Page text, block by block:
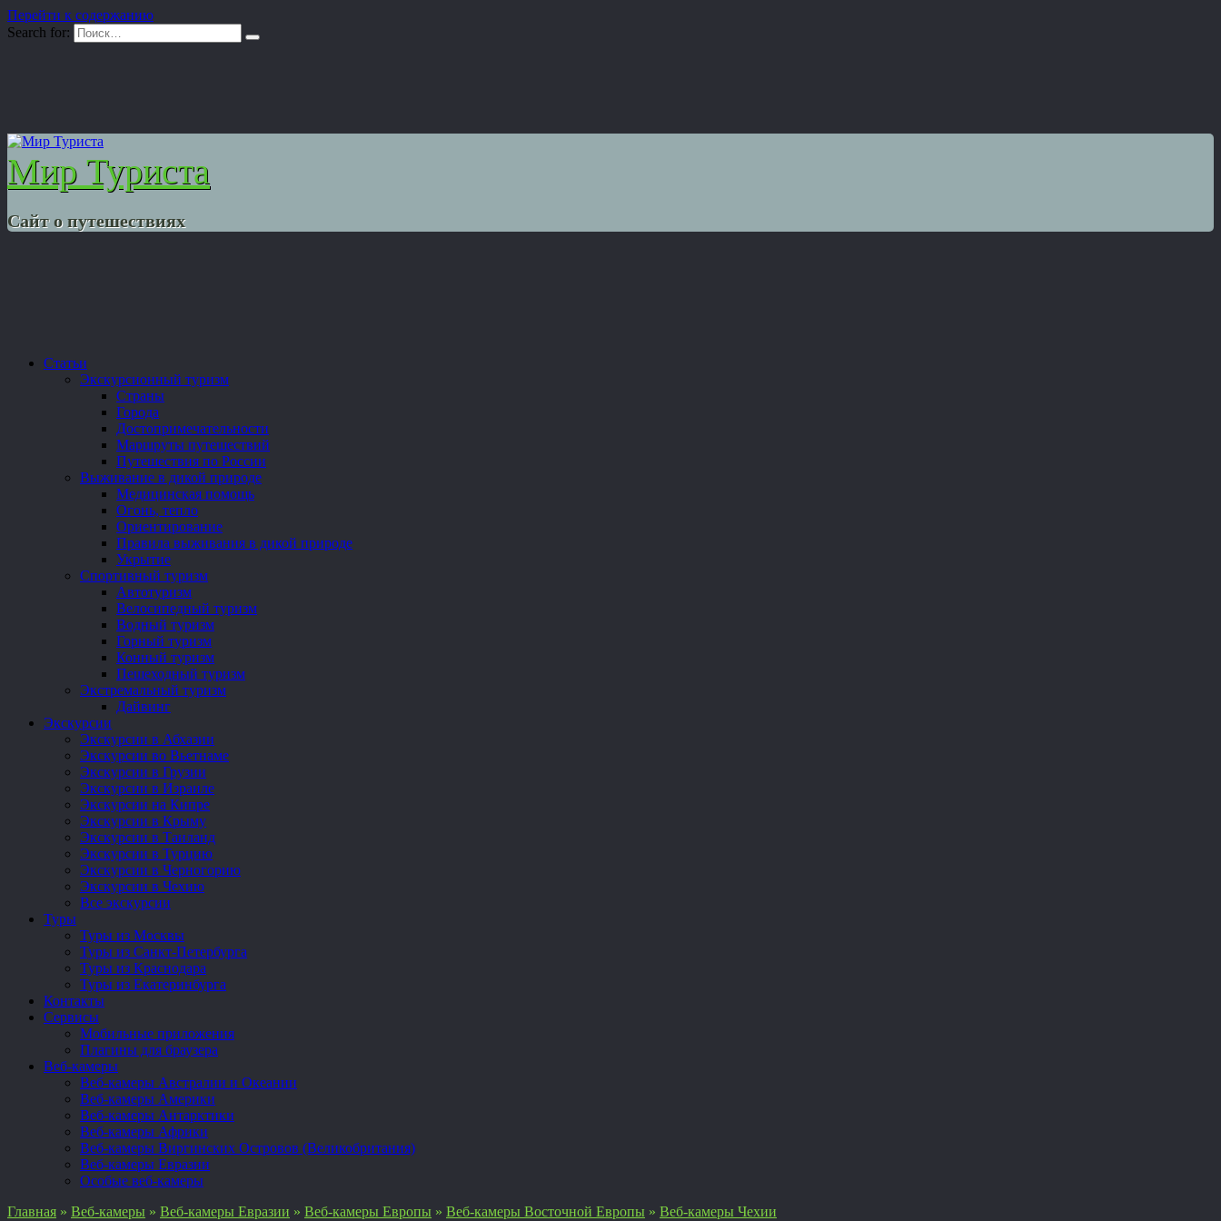
Перейти к содержанию
Search for:
Мир Туриста
Сайт о путешествиях
Статьи
Экскурсионный туризм
Страны
Города
Достопримечательности
Маршруты путешествий
Путешествия по России
Выживание в дикой природе
Медицинская помощь
Огонь, тепло
Ориентирование
Правила выживания в дикой природе
Укрытие
Спортивный туризм
Автотуризм
Велосипедный туризм
Водный туризм
Горный туризм
Конный туризм
Пешеходный туризм
Экстремальный туризм
Дайвинг
Экскурсии
Экскурсии в Абхазии
Экскурсии во Вьетнаме
Экскурсии в Грузии
Экскурсии в Израиле
Экскурсии на Кипре
Экскурсии в Крыму
Экскурсии в Таиланд
Экскурсии в Турцию
Экскурсии в Черногорию
Экскурсии в Чехию
Все экскурсии
Туры
Туры из Москвы
Туры из Санкт-Петербурга
Туры из Краснодара
Туры из Екатеринбурга
Контакты
Сервисы
Мобильные приложения
Плагины для браузера
Веб-камеры
Веб-камеры Австралии и Океании
Веб-камеры Америки
Веб-камеры Антарктики
Веб-камеры Африки
Веб-камеры Виргинских Островов (Великобритания)
Веб-камеры Евразии
Особые веб-камеры
Главная » Веб-камеры » Веб-камеры Евразии » Веб-камеры Европы » Веб-камеры Восточной Европы » Веб-камеры Чехии